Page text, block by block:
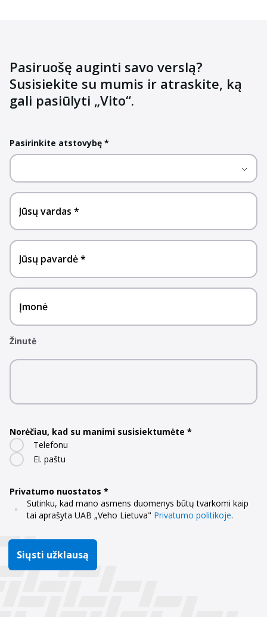
Pasiruošę auginti savo verslą?
Susisiekite su mumis ir atraskite, ką
gali pasiūlyti „Vito“.
Pasirinkite atstovybę *
Jūsų vardas
Jūsų pavardė
Įmonė
Žinutė
Norėčiau, kad su manimi susisiektumėte
Telefonu
El. paštu
Privatumo nuostatos
Sutinku, kad mano asmens duomenys būtų tvarkomi kaip
tai aprašyta UAB „Veho Lietuva" Privatumo politikoje.
Siųsti užklausą